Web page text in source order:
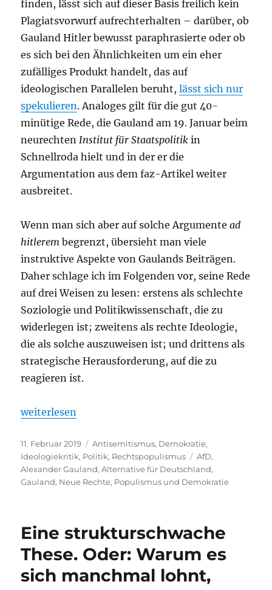
finden, lässt sich auf dieser Basis freilich kein
Plagiatsvorwurf aufrechterhalten – darüber, ob
Gauland Hitler bewusst paraphrasierte oder ob
es sich bei den Ähnlichkeiten um ein eher
zufälliges Produkt handelt, das auf
ideologischen Parallelen beruht,lässt sich nur
spekulieren. Analoges gilt für die gut 40-
minütige Rede, die Gauland am 19. Januar beim
neurechtenInstitut für Staatspolitik in
Schnellroda hielt und in der er die
Argumentation aus dem faz-Artikel weiter
ausbreitet.
Wenn man sich aber auf solche Argumentead
hitlerem begrenzt, übersieht man viele
instruktive Aspekte von Gaulands Beiträgen.
Daher schlage ich im Folgenden vor, seine Rede
auf drei Weisen zu lesen: erstens als schlechte
Soziologie und Politikwissenschaft, die zu
widerlegen ist; zweitens als rechte Ideologie,
die als solche auszuweisen ist; und drittens als
strategische Herausforderung, auf die zu
reagieren ist.
„Rechter Ideologe und schlechter Soziologe.
weiterlesen
Veröffentlicht
am
11. Februar 2019 Kategorien
Antisemitismus, Demokratie,
Ideologiekritik, Politik, Rechtspopulismus Schlagwörter
AfD,
Alexander Gauland,Alternative für Deutschland,
Gauland, Neue Rechte, Populismus und Demokratie
Eine strukturschwache
These. Oder: Warum es
sich manchmal lohnt,